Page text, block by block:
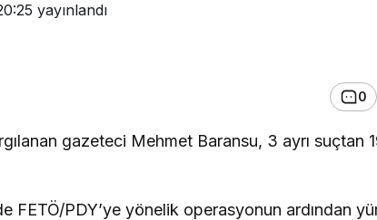
yayınlandı
0
gazeteci Mehmet Baransu, 3 ayrı suçtan
FETÖ/PDY’ye yönelik operasyonun ardından